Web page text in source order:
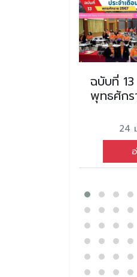
ฉบับที่
พุทธศักร
24